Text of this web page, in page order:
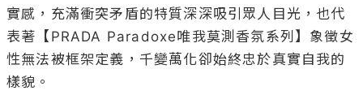
實感，充滿衝突矛盾的特質深深吸引眾人目光，也代
表著 【 PRADA Paradoxe唯我莫測香氛系列】象徵女
性無法被框架定義，千變萬化卻始終忠於真實自我的
樣貌。